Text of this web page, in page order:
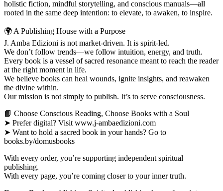
holistic fiction, mindful storytelling, and conscious manuals—all
rooted in the same deep intention: to elevate, to awaken, to inspire.
🌍 A Publishing House with a Purpose
J. Amba Edizioni is not market-driven. It is spirit-led.
We don’t follow trends—we follow intuition, energy, and truth.
Every book is a vessel of sacred resonance meant to reach the reader
at the right moment in life.
We believe books can heal wounds, ignite insights, and reawaken
the divine within.
Our mission is not simply to publish. It’s to serve consciousness.
📘 Choose Conscious Reading, Choose Books with a Soul
➤ Prefer digital? Visit www.j-ambaedizioni.com
➤ Want to hold a sacred book in your hands? Go to
books.by/domusbooks
With every order, you’re supporting independent spiritual
publishing.
With every page, you’re coming closer to your inner truth.